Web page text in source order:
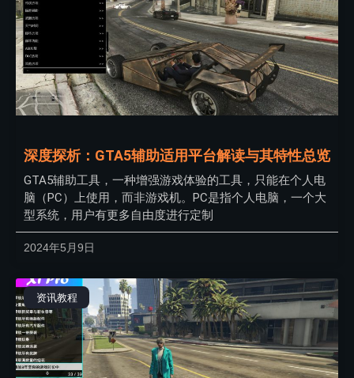
深度探析：GTA5辅助适用平台解读与其特性总览
GTA5辅助工具，一种增强游戏体验的工具，只能在个人电
脑（PC）上使用，而非游戏机。PC是指个人电脑，一个大
型系统，用户有更多自由度进行定制
2024年5月9日
资讯教程